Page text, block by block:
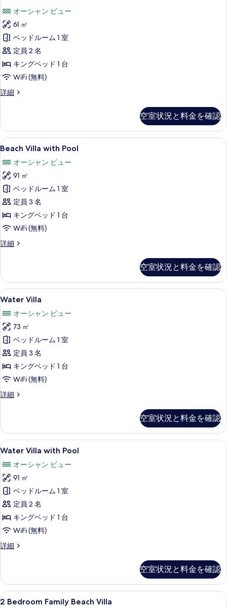
客
室
の
絞
り
込
み
条
Villa
の
す
べ
て
の
写
真
示
す
る
オーシャン ビュー
61 ㎡
ベッドルーム 1 室
定員 2 名
キングベッド 1 台
WiFi (無料)
詳細
Beach
細
空室状況と料金を確認
Beach
Villa
with
Pool
の
す
べ
て
の
を
表
示
す
る
Beach Villa with Pool | エジプト綿の
14
Beach Villa with Pool
オーシャン ビュー
91 ㎡
ベッドルーム 1 室
定員 3 名
キングベッド 1 台
WiFi (無料)
詳細
Beach
の
詳
細
空室状況と料金を確認
Water
Villa
の
す
べ
て
の
写
真
示
す
る
エジプト綿のシーツ、高級寝具、ミ
8
Water Villa
オーシャン ビュー
73 ㎡
ベッドルーム 1 室
定員 3 名
キングベッド 1 台
WiFi (無料)
詳細
Water
細
空室状況と料金を確認
Water
Villa
with
Pool
の
す
べ
て
の
を
表
16
Water Villa with Pool
オーシャン ビュー
91 ㎡
ベッドルーム 1 室
定員 2 名
キングベッド 1 台
WiFi (無料)
詳細
Water
の
詳
細
空室状況と料金を確認
2
2 Bedroom Family Beach Villa | 部屋
14
2 Bedroom Family Beach Villa